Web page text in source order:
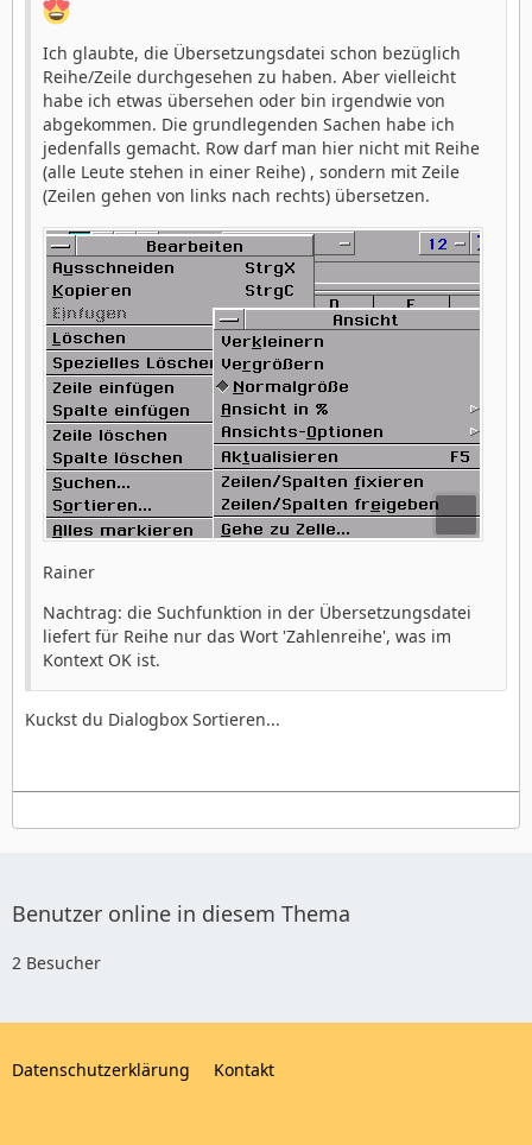
Ich glaubte, die Übersetzungsdatei schon bezüglich
Reihe/Zeile durchgesehen zu haben. Aber vielleicht
habe ich etwas übersehen oder bin irgendwie von
abgekommen. Die grundlegenden Sachen habe ich
jedenfalls gemacht. Row darf man hier nicht mit Reihe
(alle Leute stehen in einer Reihe) , sondern mit Zeile
(Zeilen gehen von links nach rechts) übersetzen.
Rainer
Nachtrag: die Suchfunktion in der Übersetzungsdatei
liefert für Reihe nur das Wort 'Zahlenreihe', was im
Kontext OK ist.
Kuckst du Dialogbox Sortieren...
Benutzer online in diesem Thema
2 Besucher
Datenschutzerklärung Kontakt